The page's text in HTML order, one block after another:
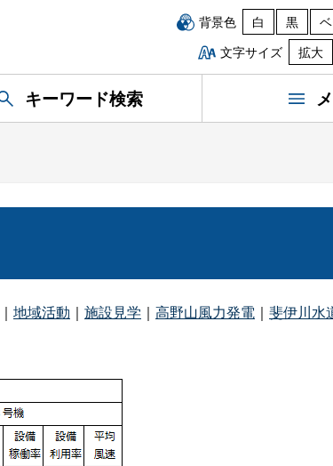
背景色 白 黒
文字サイズ
拡大
キーワード検索
｜ 地域活動 ｜ 施設見学 ｜ 高野山風力発電 ｜ 斐伊川水